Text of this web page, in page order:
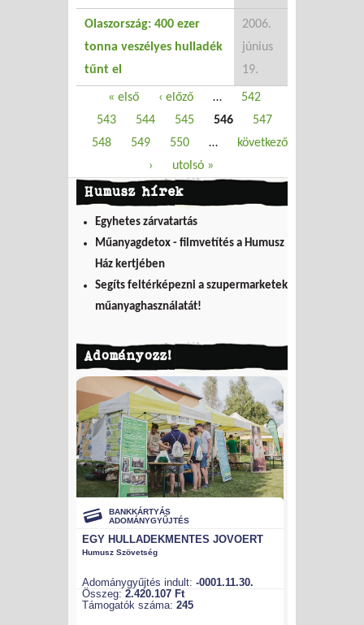
Olaszország: 400 ezer
tonna veszélyes hulladék
tűnt el
2006.
június
19.
Oldalak« első ‹ előző …
542
543
544 545 546
547
548
549 550 …
következő
›
utolsó »
Humusz hírek
Egyhetes zárvatartás
Műanyagdetox - filmvetítés a Humusz
Ház kertjében
Segíts feltérképezni a szupermarketek
műanyaghasználatát!
Adományozz!